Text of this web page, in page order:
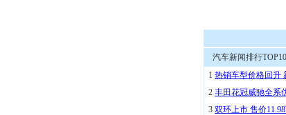
汽车新闻排行TOP10
1 热销车型价格回升
2 丰田花冠威驰全系
3 双环上市 售价